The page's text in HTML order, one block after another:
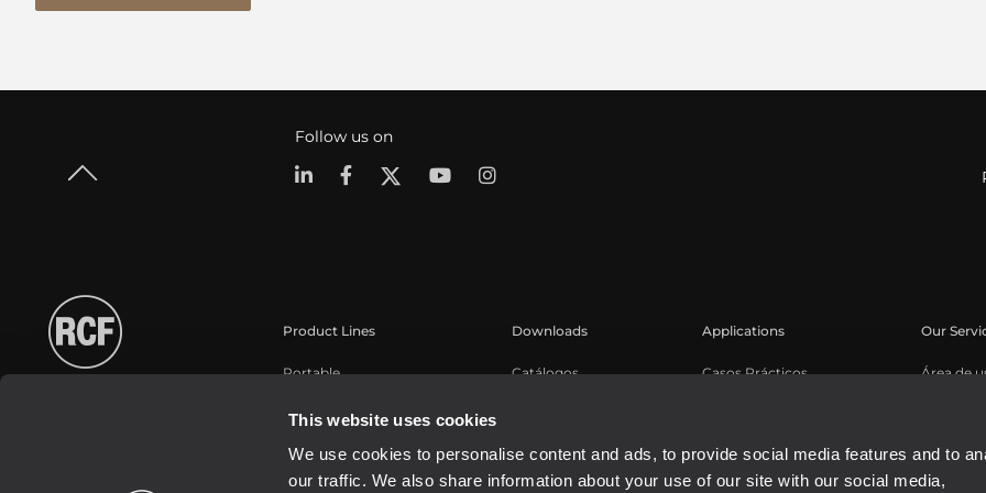
This website uses cookies
We use cookies to personalise content and ads, to provide social media features and to
our traffic. We also share information about your use of our site with our social media,
Follow us on
Product Lines
Portable
Instalaciones fijas
Commercial
Transductores
Downloads
Catálogos
Applications
Casos Prácticos
Our
Área de
Buy